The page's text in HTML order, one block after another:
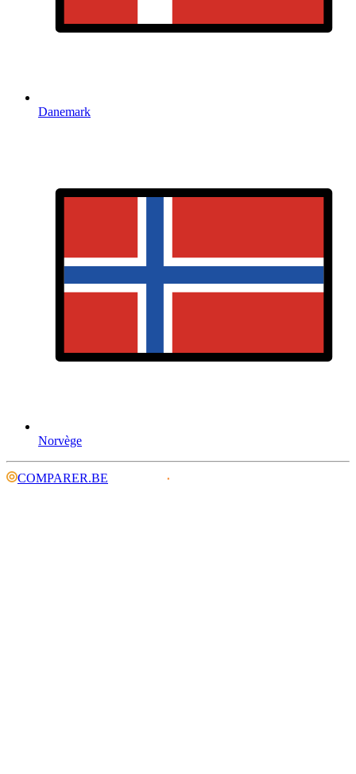
Danemark
Norvège
COMPARER.BE